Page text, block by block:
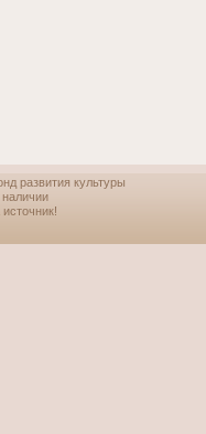
развития культуры